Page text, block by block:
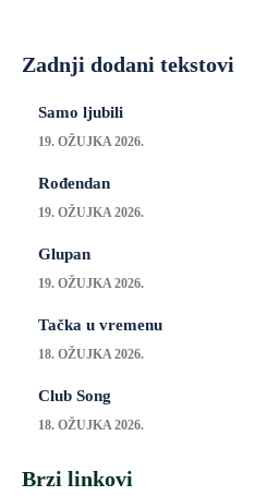
Zadnji dodani tekstovi
Samo ljubili
19. OŽUJKA 2026.
Rođendan
19. OŽUJKA 2026.
Glupan
19. OŽUJKA 2026.
Tačka u vremenu
18. OŽUJKA 2026.
Club Song
18. OŽUJKA 2026.
Brzi linkovi